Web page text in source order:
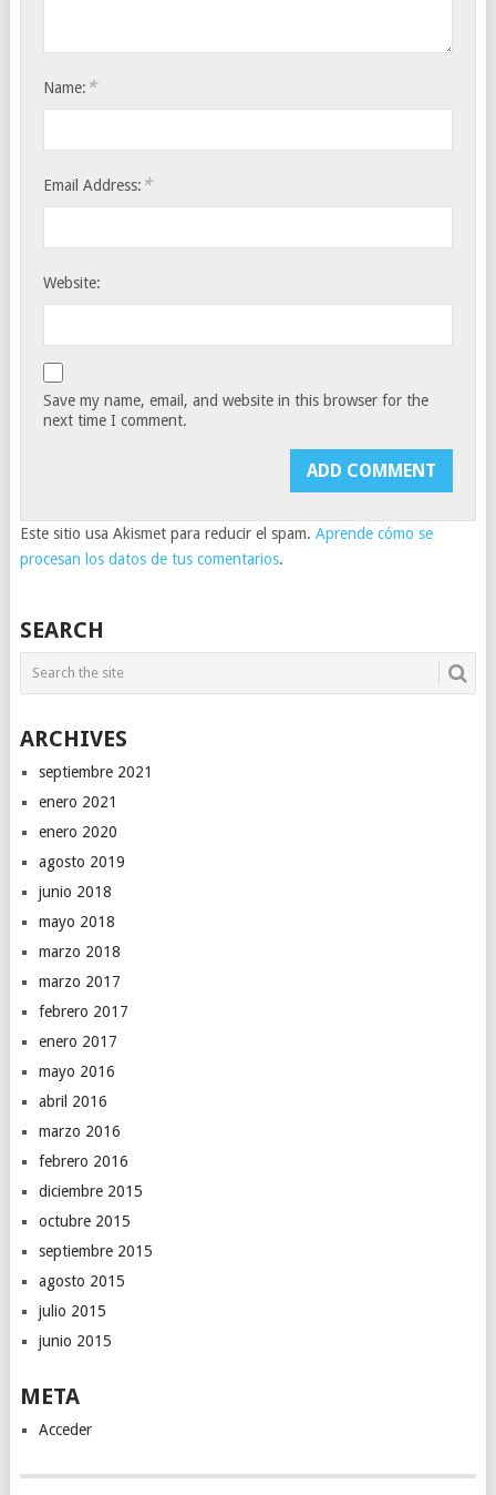
Name: *
Email Address: *
Website:
Save my name, email, and website in this browser for the
next time I comment.
Este sitio usa Akismet para reducir el spam. Aprende cómo se
procesan los datos de tus comentarios.
SEARCH
ARCHIVES
septiembre 2021
enero 2021
enero 2020
agosto 2019
junio 2018
mayo 2018
marzo 2018
marzo 2017
febrero 2017
enero 2017
mayo 2016
abril 2016
marzo 2016
febrero 2016
diciembre 2015
octubre 2015
septiembre 2015
agosto 2015
julio 2015
junio 2015
META
Acceder